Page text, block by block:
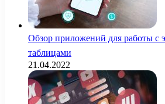
Обзор приложений для работы с
таблицами
21.04.2022